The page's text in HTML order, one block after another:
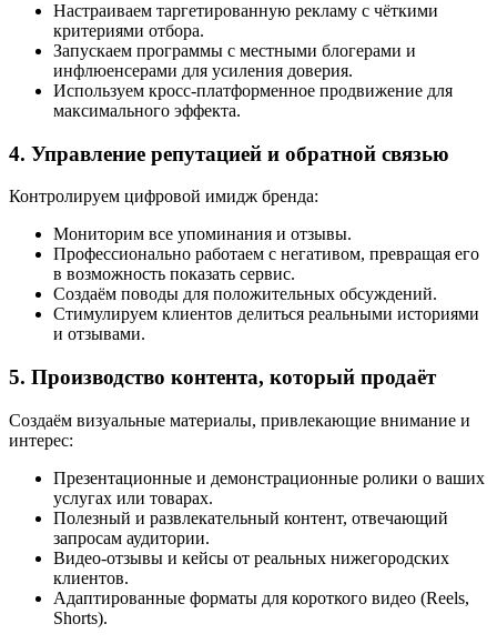
Настраиваем таргетированную рекламу с чёткими
критериями отбора.
Запускаем программы с местными блогерами и
инфлюенсерами для усиления доверия.
Используем кросс-платформенное продвижение для
максимального эффекта.
4. Управление репутацией и обратной связью
Контролируем цифровой имидж бренда:
Мониторим все упоминания и отзывы.
Профессионально работаем с негативом, превращая его
в возможность показать сервис.
Создаём поводы для положительных обсуждений.
Стимулируем клиентов делиться реальными историями
и отзывами.
5. Производство контента, который продаёт
Создаём визуальные материалы, привлекающие внимание и
интерес:
Презентационные и демонстрационные ролики о ваших
услугах или товарах.
Полезный и развлекательный контент, отвечающий
запросам аудитории.
Видео-отзывы и кейсы от реальных нижегородских
клиентов.
Адаптированные форматы для короткого видео (Reels,
Shorts).